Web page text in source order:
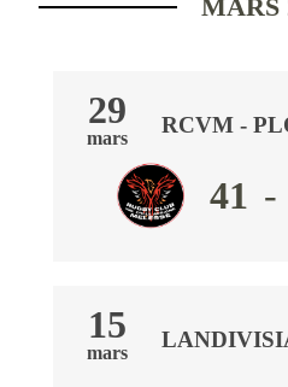
MARS
29
mars
RCVM -
41 -
15
mars